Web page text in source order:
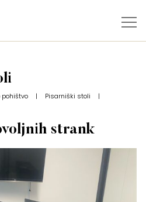
pohištvo | Pisarniški stoli
|
strank